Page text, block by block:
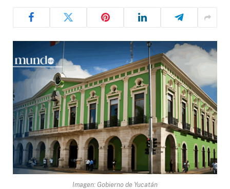
Imagen: Gobierno de Yucatán